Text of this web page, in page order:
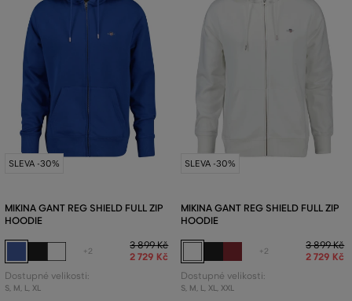
SLEVA -30%
MIKINA GANT REG SHIELD FULL ZIP
HOODIE
+2
3 899 Kč
2 729 Kč
Dostupné velikosti:
S, M, L, XL
SLEVA -30%
MIKINA GANT REG SHIELD FULL ZIP
HOODIE
+2
3 899 Kč
2 729 Kč
Dostupné velikosti:
S, M, L, XL, XXL